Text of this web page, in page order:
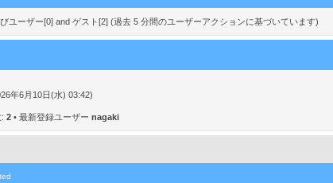
ユーザー[0] and ゲスト[2] (過去 5 分間のユーザーアクションに基づいています)
年6月10日(水) 03:42)
2 • 最新登録ユーザー nagaki